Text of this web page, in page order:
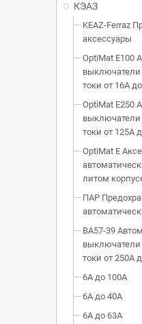
КЭАЗ
KEAZ-Ferraz
аксессуары
OptiMat E100
выключатели
токи от 16А
OptiMat E250
выключатели
токи от 125А
OptiMat E
литом
ПАР
ВА57-39
выключатели
токи от 250А
6А до 100А
6А до 40А
6А до 63А